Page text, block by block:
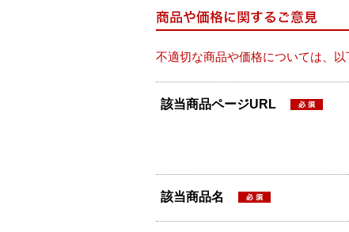
不適切な商品や価格については、
該当商品ページURL
該当商品名